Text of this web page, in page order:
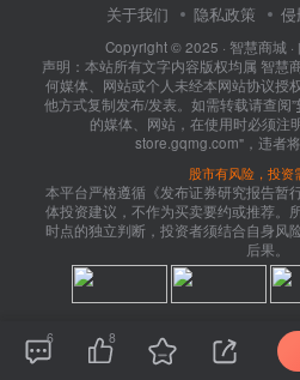
关于我们 隐私政策 侵
Copyright © 2025 · 智慧商城 ·
声明：本站所有文字内容版权均属 智慧
何媒体、网站或个人未经本网站协议授
他方式复制发布/发表。如需转载请查阅”
的媒体、网站，在使用时必须注
store.gqmg.com"，违者将
股市有风险，投资
本平台严格遵循《发布证券研究报告暂
体投资建议，不作为买卖要约或推荐。
时点的独立判断，投资者须结合自身风
后果。
6 8